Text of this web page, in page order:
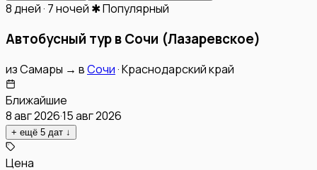
8 дней · 7 ночей ✱ Популярный
Автобусный тур в Сочи (Лазаревское)
изСамары → вСочи·Краснодарский край
Ближайшие
8 авг 2026·15 авг 2026
+ ещё 5 дат ↓
Цена